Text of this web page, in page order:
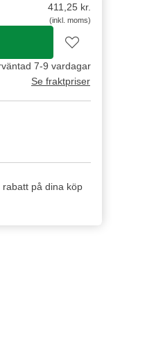
411,25kr.
(inkl. moms)
7-9 vardagar
Se fraktpriser
på dina köp